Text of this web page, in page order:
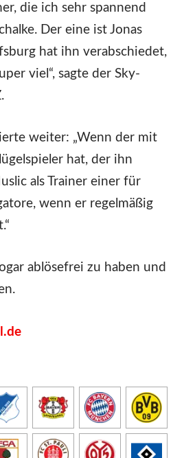
die ich sehr spannend
Der eine ist Jonas
hat ihn verabschiedet,
viel“, sagte der Sky-
weiter: „Wenn der mit
hat, der ihn
als Trainer einer für
wenn er regelmäßig
ablösefrei zu haben und